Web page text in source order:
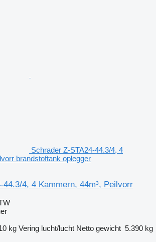
Schrader Z-STA24-44.3/4, 4
brandstoftank oplegger
44.3/4, 4 Kammern, 44m³, Peilvorr
kg Vering lucht/lucht Netto gewicht 5.390 kg